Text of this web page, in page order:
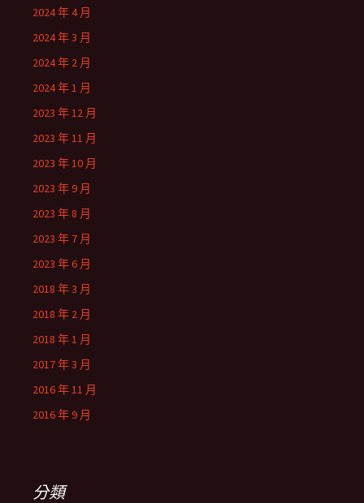
2024 年 4 月
2024 年 3 月
2024 年 2 月
2024 年 1 月
2023 年 12 月
2023 年 11 月
2023 年 10 月
2023 年 9 月
2023 年 8 月
2023 年 7 月
2023 年 6 月
2018 年 3 月
2018 年 2 月
2018 年 1 月
2017 年 3 月
2016 年 11 月
2016 年 9 月
分類